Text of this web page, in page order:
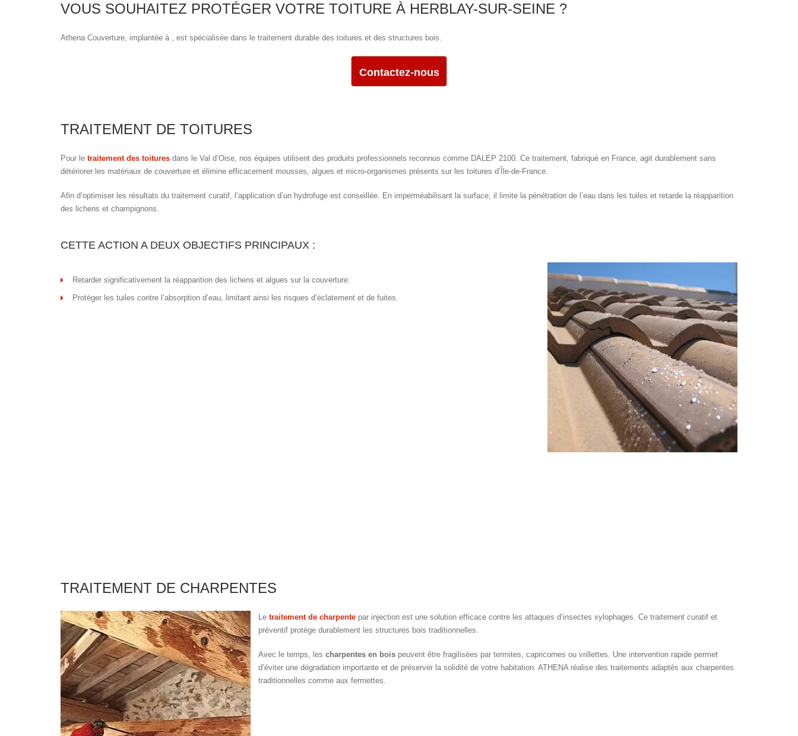
VOUS SOUHAITEZ PROTÉGER VOTRE TOITURE À HERBLAY-SUR-SEINE ?
Athena Couverture, implantée à , est spécialisée dans le traitement durable des toitures et des structures bois.
Contactez-nous
TRAITEMENT DE TOITURES
Pour le traitement des toitures dans le Val d’Oise, nos équipes utilisent des produits professionnels reconnus comme DALEP 2100. Ce traitement, fabriqué en France, agit durablement sans
détériorer les matériaux de couverture et élimine efficacement mousses, algues et micro-organismes présents sur les toitures d’Île-de-France.
Afin d’optimiser les résultats du traitement curatif, l’application d’un hydrofuge est conseillée. En imperméabilisant la surface, il limite la pénétration de l’eau dans les tuiles et retarde la réapparition
des lichens et champignons.
CETTE ACTION A DEUX OBJECTIFS PRINCIPAUX :
Retarder significativement la réapparition des lichens et algues sur la couverture.
Protéger les tuiles contre l’absorption d’eau, limitant ainsi les risques d’éclatement et de fuites.
TRAITEMENT DE CHARPENTES
Le traitement de charpente par injection est une solution efficace contre les attaques d’insectes xylophages. Ce traitement curatif et
préventif protège durablement les structures bois traditionnelles.
Avec le temps, les charpentes en bois peuvent être fragilisées par termites, capricornes ou vrillettes. Une intervention rapide permet
d’éviter une dégradation importante et de préserver la solidité de votre habitation. ATHENA réalise des traitements adaptés aux charpentes
traditionnelles comme aux fermettes.